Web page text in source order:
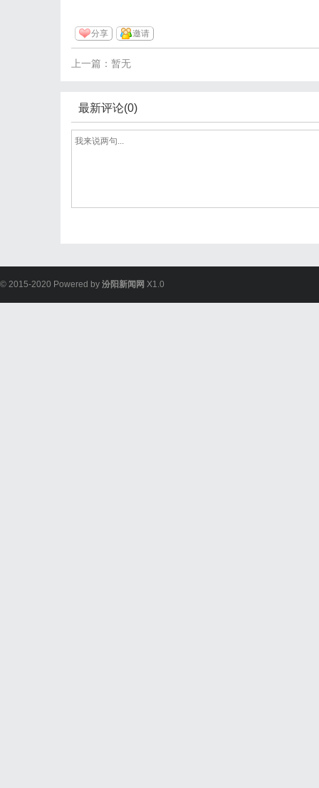
分享 邀请
上一篇：暂无
最新评论(0)
© 2015-2020 Powered by 汾阳新闻网 X1.0